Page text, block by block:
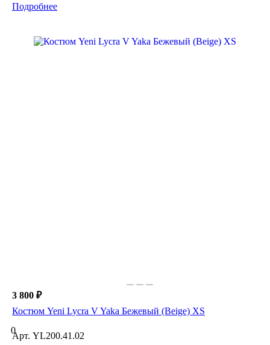
Подробнее
3 800 ₽
Костюм Yeni Lycra V Yaka Бежевый (Beige) XS
0
Арт. YL200.41.02